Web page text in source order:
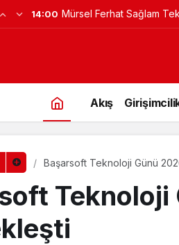
14:00 Mürsel Ferhat Sağlam
Akış
Başarsoft Teknoloji Günü
Teknoloji